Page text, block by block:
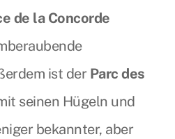
de la Concorde
ist der Parc des
seinen Hügeln und
bekannter, aber